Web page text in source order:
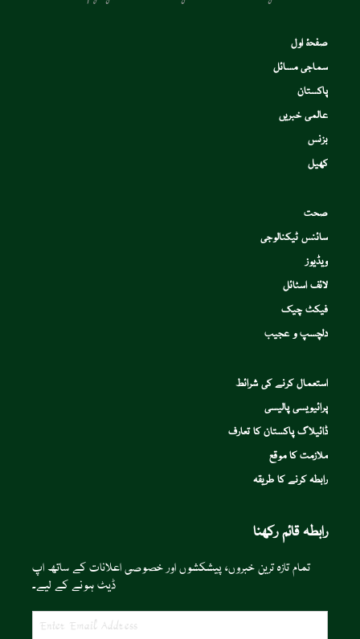
صفحۂ اول
سماجی مسائل
پاکستان
عالمی خبریں
بزنس
کھیل
صحت
سائنس ٹیکنالوجی
ویڈیوز
لائف اسٹائل
فیکٹ چیک
دلچسپ و عجیب
استعمال کرنے کی شرائط
پرائیویسی پالیسی
ڈائیلاگ پاکستان کا تعارف
ملازمت کا موقع
رابطہ کرنے کا طریقہ
رابطہ قائم رکھنا
تمام تازہ ترین خبروں، پیشکشوں اور خصوصی اعلانات کے ساتھ اپ
ڈیٹ ہونے کے لیے۔